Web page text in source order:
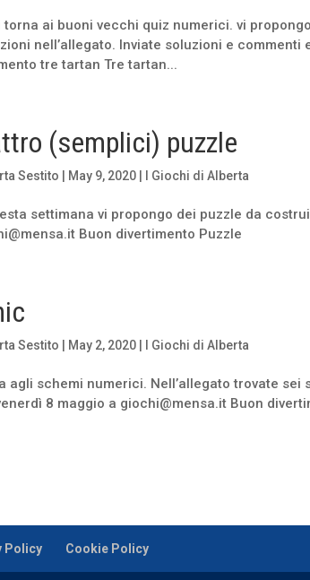
torna ai buoni vecchi quiz numerici. vi
nell’allegato. Inviate soluzioni e
tre tartan Tre tartan...
(semplici) puzzle
Sestito May 9, 2020 I Giochi di Alberta
settimana vi propongo dei puzzle da
Buon divertimento Puzzle
Sestito May 2, 2020 I Giochi di Alberta
agli schemi numerici. Nell’allegato trovate
8 maggio a giochi@mensa.it Buon
Policy Cookie Policy